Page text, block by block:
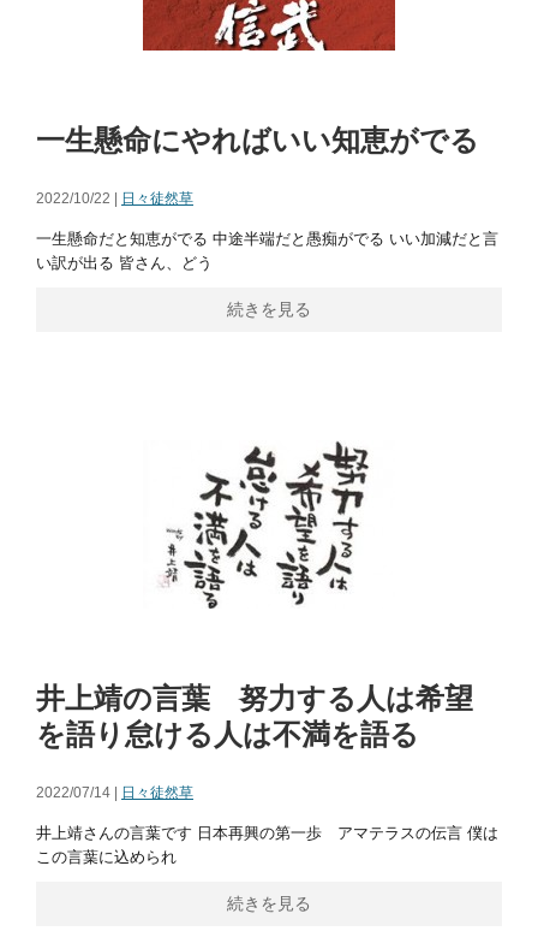
一生懸命にやればいい知恵がでる
2022/10/22 | 日々徒然草
一生懸命だと知恵がでる 中途半端だと愚痴がでる いい加減だと言
い訳が出る 皆さん、どう
続きを見る
井上靖の言葉 努力する人は希望
を語り怠ける人は不満を語る
2022/07/14 | 日々徒然草
井上靖さんの言葉です 日本再興の第一歩 アマテラスの伝言 僕は
この言葉に込められ
続きを見る